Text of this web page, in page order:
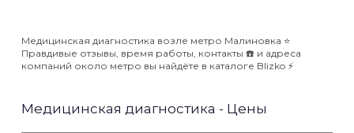
Медицинская диагностика возле метро Малиновка ⭐️
Правдивые отзывы, время работы, контакты ☎️ и адреса
компаний около метро вы найдёте в каталоге Blizko ⚡️
Медицинская диагностика - Цены